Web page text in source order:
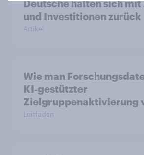
Deutsche halten sich mit
und Investitionen zurück
Artikel
Wie man
KI‑gestützter
Zielgruppenaktivierung
Leitfaden